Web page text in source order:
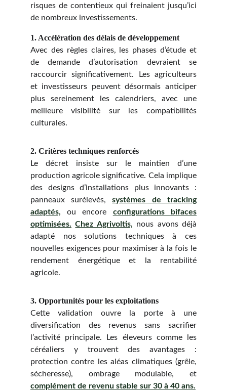
risques de contentieux qui freinaient jusqu’ici
de nombreux investissements.
1. Accélération des délais de développement
Avec des règles claires, les phases d’étude et
de demande d’autorisation devraient se
raccourcir significativement. Les agriculteurs
et investisseurs peuvent désormais anticiper
plus sereinement les calendriers, avec une
meilleure visibilité sur les compatibilités
culturales.
2. Critères techniques renforcés
Le décret insiste sur le maintien d’une
production agricole significative. Cela implique
des designs d’installations plus innovants :
panneaux surélevés,systèmes de tracking
adaptés, ou encore configurations bifaces
optimisées. Chez Agrivoltis, nous avons déjà
adapté nos solutions techniques à ces
nouvelles exigences pour maximiser à la fois le
rendement énergétique et la rentabilité
agricole.
3. Opportunités pour les exploitations
Cette validation ouvre la porte à une
diversification des revenus sans sacrifier
l’activité principale. Les éleveurs comme les
céréaliers y trouvent des avantages :
protection contre les aléas climatiques (grêle,
sécheresse), ombrage modulable, et
complément de revenu stable sur 30 à 40 ans.